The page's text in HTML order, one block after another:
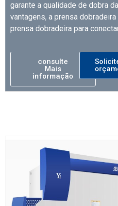
garante a qualidade de dobra
vantagens, a prensa
prensa dobradeira para
consulte
Mais
informação